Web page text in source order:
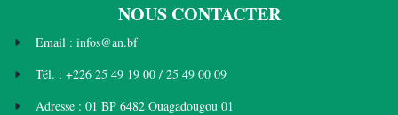
NOUS CONTACTER
Email : infos@an.bf
Tél. : +226 25 49 19 00 / 25 49 00 09
Adresse : 01 BP 6482 Ouagadougou 01